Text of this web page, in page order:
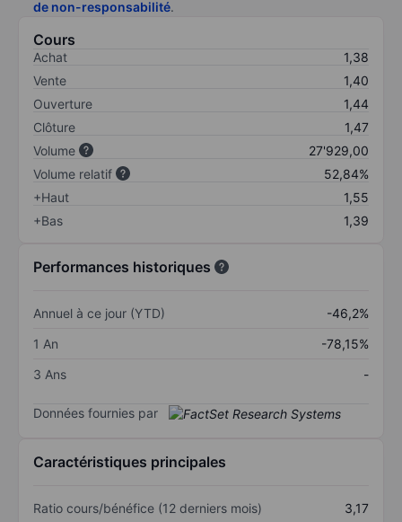
de non-responsabilité.
Cours
Achat
1,38
Vente
1,40
Ouverture
1,44
Clôture
1,47
Volume
27'929,00
Volume relatif
52,84%
+Haut
1,55
+Bas
1,39
Performances historiques
Annuel à ce jour (YTD)
-46,2%
1 An
-78,15%
3 Ans
-
Données fournies par
Caractéristiques principales
Ratio cours/bénéfice (12 derniers mois)
3,17